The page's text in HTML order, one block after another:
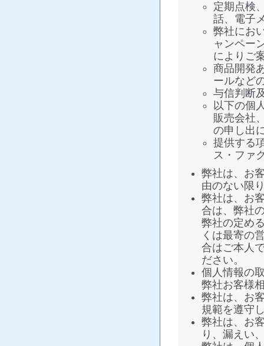
定期点検
話、電子
弊社にお
ャンペー
によりご
商品開発
ールなど
与信判断
以下の個
販売会社
の申し出
提供する
ス・ファ
弊社は、お
由のない限
弊社は、お
合は、弊社
弊社の定め
くは最寄の
合はご本人
ださい。
個人情報の
弊社お客様
弊社は、お
規範を遵守
弊社は、お
り、漏えい